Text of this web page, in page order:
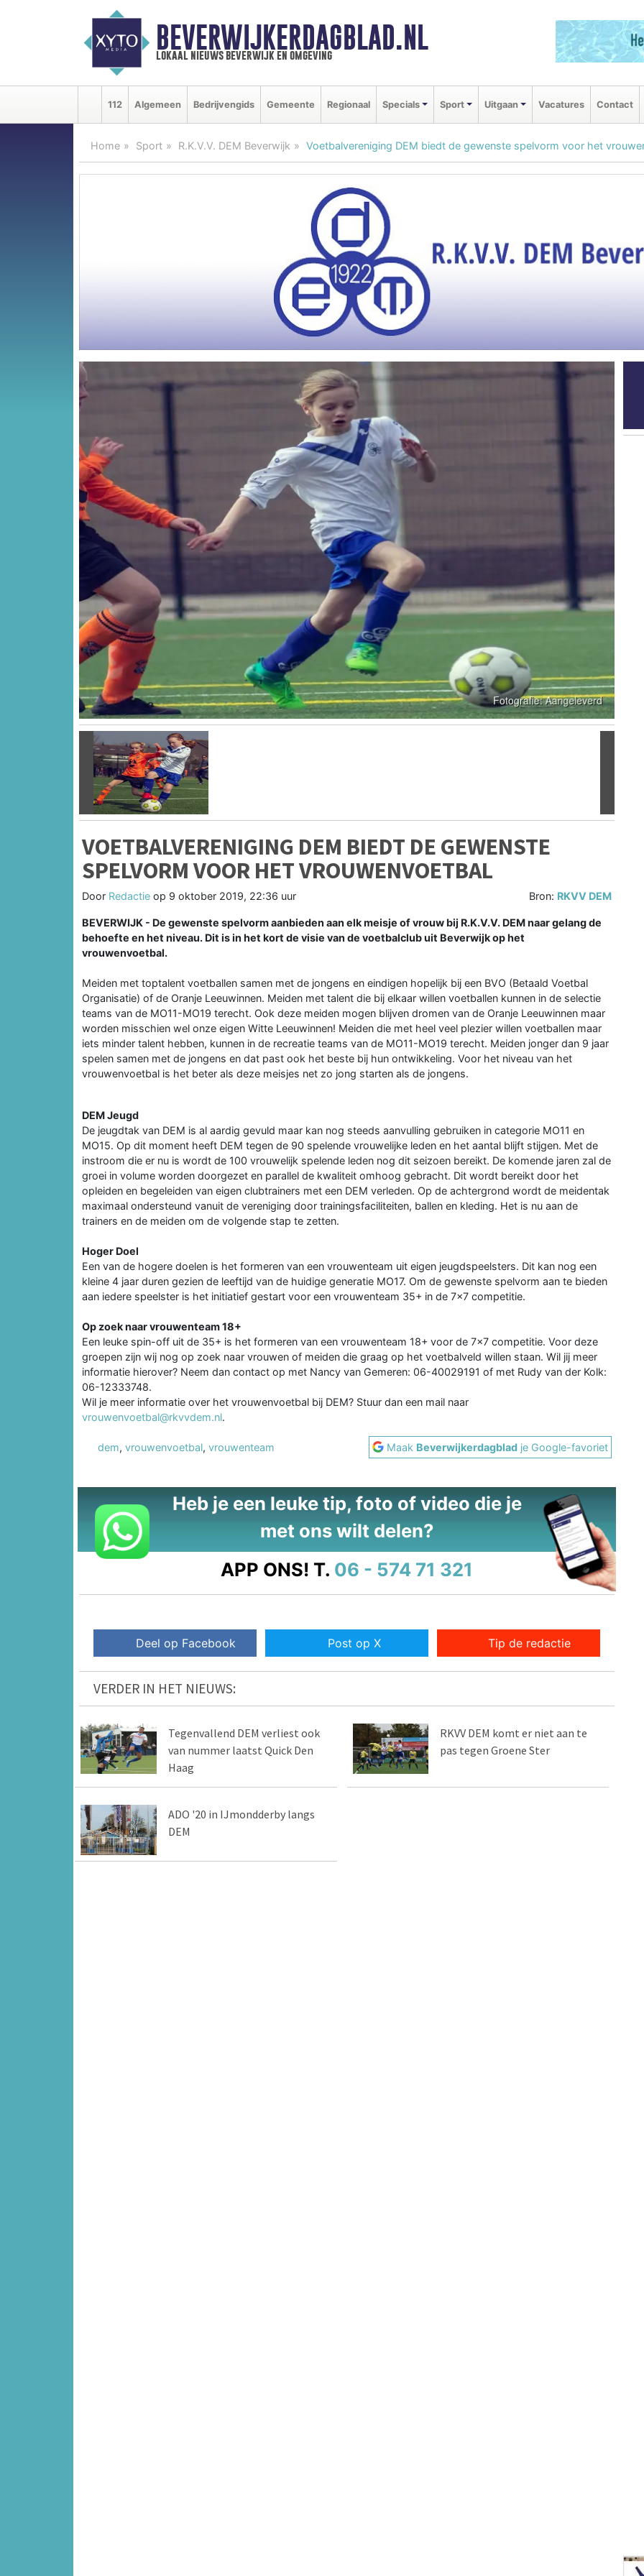
BEVERWIJKERDAGBLAD.NL
lokaal nieuws beverwijk en omgeving
112 Algemeen Bedrijvengids Gemeente Regionaal Specials Sport Uitgaan Vacatures Contact
Home Sport R.K.V.V. DEM Beverwijk Voetbalvereniging DEM biedt de gewenste spelvorm voor het
Vorige
VOETBALVERENIGING DEM BIEDT DE GEWENSTE
SPELVORM VOOR HET VROUWENVOETBAL
Door Redactie op 9 oktober 2019, 22:36 uur Bron: RKVV DEM
BEVERWIJK - De gewenste spelvorm aanbieden aan elk meisje of vrouw bij R.K.V.V. DEM naar gelang de
behoefte en het niveau. Dit is in het kort de visie van de voetbalclub uit Beverwijk op het
vrouwenvoetbal.
Meiden met toptalent voetballen samen met de jongens en eindigen hopelijk bij een BVO (Betaald Voetbal
Organisatie) of de Oranje Leeuwinnen. Meiden met talent die bij elkaar willen voetballen kunnen in de selectie
teams van de MO11-MO19 terecht. Ook deze meiden mogen blijven dromen van de Oranje Leeuwinnen maar
worden misschien wel onze eigen Witte Leeuwinnen! Meiden die met heel veel plezier willen voetballen maar
iets minder talent hebben, kunnen in de recreatie teams van de MO11-MO19 terecht. Meiden jonger dan 9 jaar
spelen samen met de jongens en dat past ook het beste bij hun ontwikkeling. Voor het niveau van het
vrouwenvoetbal is het beter als deze meisjes net zo jong starten als de jongens.
DEM Jeugd
De jeugdtak van DEM is al aardig gevuld maar kan nog steeds aanvulling gebruiken in categorie MO11 en
MO15. Op dit moment heeft DEM tegen de 90 spelende vrouwelijke leden en het aantal blijft stijgen. Met de
instroom die er nu is wordt de 100 vrouwelijk spelende leden nog dit seizoen bereikt. De komende jaren zal de
groei in volume worden doorgezet en parallel de kwaliteit omhoog gebracht. Dit wordt bereikt door het
opleiden en begeleiden van eigen clubtrainers met een DEM verleden. Op de achtergrond wordt de meidentak
maximaal ondersteund vanuit de vereniging door trainingsfaciliteiten, ballen en kleding. Het is nu aan de
trainers en de meiden om de volgende stap te zetten.
Hoger Doel
Een van de hogere doelen is het formeren van een vrouwenteam uit eigen jeugdspeelsters. Dit kan nog een
kleine 4 jaar duren gezien de leeftijd van de huidige generatie MO17. Om de gewenste spelvorm aan te bieden
aan iedere speelster is het initiatief gestart voor een vrouwenteam 35+ in de 7x7 competitie.
Op zoek naar vrouwenteam 18+
Een leuke spin-off uit de 35+ is het formeren van een vrouwenteam 18+ voor de 7x7 competitie. Voor deze
groepen zijn wij nog op zoek naar vrouwen of meiden die graag op het voetbalveld willen staan. Wil jij meer
informatie hierover? Neem dan contact op met Nancy van Gemeren: 06-40029191 of met Rudy van der Kolk:
06-12333748.
Wil je meer informatie over het vrouwenvoetbal bij DEM? Stuur dan een mail naar
vrouwenvoetbal@rkvvdem.nl.
dem, vrouwenvoetbal, vrouwenteam Maak Beverwijkerdagblad je Google-favoriet
Heb je een leuke tip, foto of video die je
met ons wilt delen?
APP ONS! T. 06 - 574 71 321
Deel op Facebook Post op X Tip de redactie
VERDER IN HET NIEUWS:
Tegenvallend DEM verliest ook
van nummer laatst Quick Den
Haag
RKVV DEM komt er niet aan te
pas tegen Groene Ster
ADO '20 in IJmondderby langs
DEM